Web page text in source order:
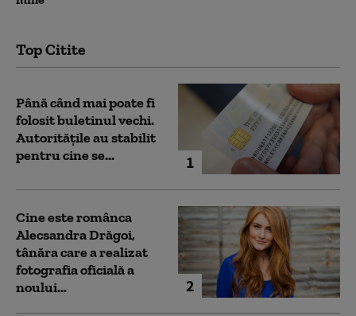
Top Citite
1
Până când mai poate fi
folosit buletinul vechi.
Autoritățile au stabilit
pentru cine se...
2
Cine este românca
Alecsandra Drăgoi,
tânăra care a realizat
fotografia oficială a
noului...